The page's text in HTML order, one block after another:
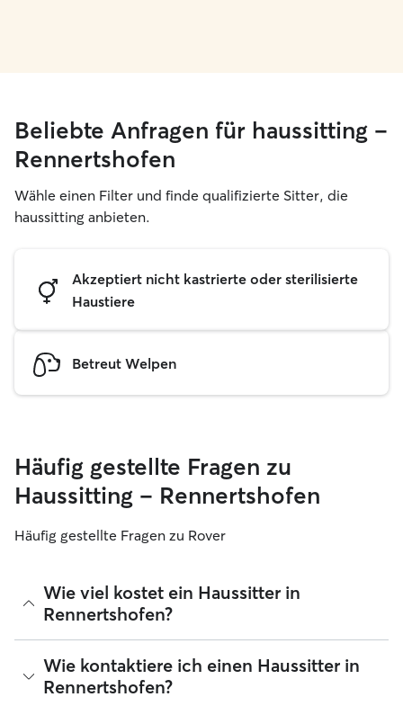
Beliebte Anfragen für haussitting –
Rennertshofen
Wähle einen Filter und finde qualifizierte Sitter, die
haussitting anbieten.
Akzeptiert nicht kastrierte oder sterilisierte
Haustiere
Betreut Welpen
Häufig gestellte Fragen zu
Haussitting – Rennertshofen
Häufig gestellte Fragen zu Rover
Wie viel kostet ein Haussitter in
Rennertshofen?
Haussitter können ihre Preise bei Rover frei festlegen. Die
durchschnittlichen Kosten für einen Rover-Haussitter in
Rennertshofen betragen seit August 2026 etwa 30 pro
Wie kontaktiere ich einen Haussitter in
Rennertshofen?